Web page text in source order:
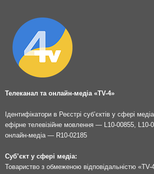
Телеканал та онлайн-медіа «TV-4»
Ідентифікатори в Реєстрі суб’єктів у сфері
ефірне телевізійне мовлення — L10-00855, L10-
онлайн-медіа — R10-02185
Суб’єкт у сфері медіа:
Товариство з обмеженою відповідальністю «TV-